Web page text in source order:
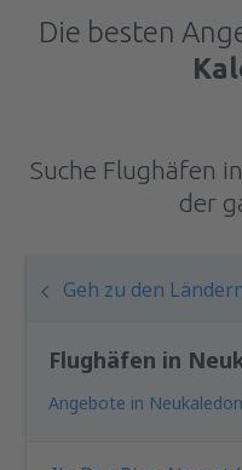
Die besten
Suche Flughäfen
der
Geh zu den
Flughäfen in
Angebote in